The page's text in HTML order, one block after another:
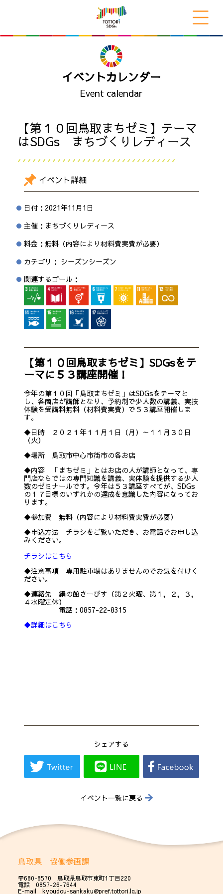
イベントカレンダー
Event calendar
【第１０回鳥取まちゼミ】テーマ
はSDGs まちづくりレディース
イベント詳細
日付： 2021年11月1日
主催：まちづくりレディース
料金：無料（内容により材料費実費が必要）
カテゴリ： シーズンシーズン
関連するゴール：
【第１０回鳥取まちゼミ】SDGsをテ
ーマに５３講座開催！
今年の第１０回「鳥取まちゼミ」はSDGsをテーマと
し、各商店が講師となり、予約制で少人数の講義、実技
体験を受講料無料（材料費実費）で５３講座開催しま
す。
◆日時 ２０２１年１１月１日（月）～１１月３０日
（火）
◆場所 鳥取市中心市街市の各お店
◆内容 「まちゼミ」とはお店の人が講師となって、専
門店ならではの専門知識を講義、実体験を提供する少人
数のゼミナールです。今年は５３講座すべてが、SDGs
の１７目標のいずれかの達成を意識した内容になってお
ります。
◆参加費 無料（内容により材料費実費が必要）
◆申込方法 チラシをご覧いただき、お電話でお申し込
みください。
チラシはこちら
◆注意事項 専用駐車場はありませんのでお気を付けく
ださい。
◆連絡先 絹の館さーびす（第２火曜、第１，２，３，
４水曜定休）
電話：0857-22-8315
◆詳細はこちら
シェアする
イベント一覧に戻る
鳥取県 協働参画課
〒680-8570 鳥取県鳥取市東町1丁目220
電話 0857-26-7644
E-mail kyoudou-sankaku@pref.tottori.lg.jp